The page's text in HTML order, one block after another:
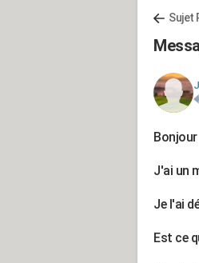
Sujet
Bonjour
J'ai un
Je l'ai
Est ce